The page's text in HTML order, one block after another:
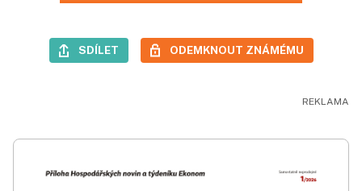
SDÍLET ODEMKNOUT ZNÁMÉMU